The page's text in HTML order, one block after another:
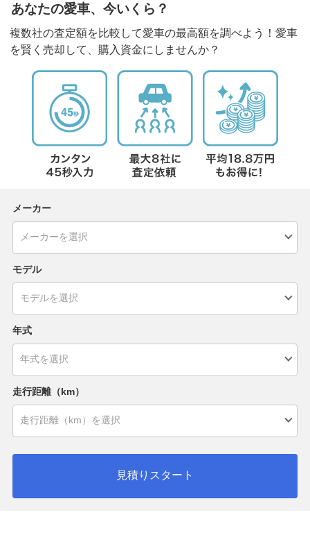
あなたの愛車、今いくら？
複数社の査定額を比較して愛車の最高額を調べよう！愛車
を賢く売却して、購入資金にしませんか？
メーカー
モデル
年式
走行距離（km）
見積りスタート